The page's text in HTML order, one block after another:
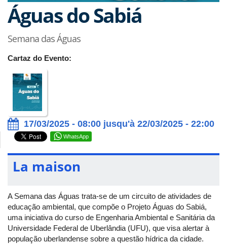
Águas do Sabiá
Semana das Águas
Cartaz do Evento:
17/03/2025 - 08:00 jusqu'à 22/03/2025 - 22:00
WhatsApp
La maison
A Semana das Águas trata-se de um circuito de atividades de
educação ambiental, que compõe o Projeto Águas do Sabiá,
uma iniciativa do curso de Engenharia Ambiental e Sanitária da
Universidade Federal de Uberlândia (UFU), que visa alertar à
população uberlandense sobre a questão hídrica da cidade.